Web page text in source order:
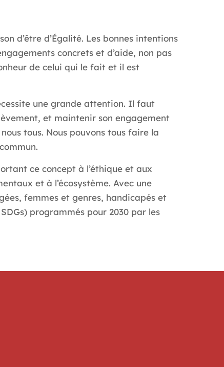
d’être d’Égalité. Les bonnes intentions
concrets et d’aide, non pas
de celui qui le fait et il est
une grande attention. Il faut
et maintenir son engagement
tous. Nous pouvons tous faire la
ce concept à l’éthique et aux
et à l’écosystème. Avec une
femmes et genres, handicapés et
programmés pour 2030 par les